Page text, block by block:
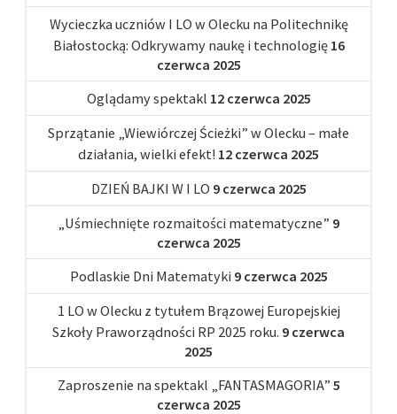
Wycieczka uczniów I LO w Olecku na Politechnikę
Białostocką: Odkrywamy naukę i technologię 16
czerwca 2025
Oglądamy spektakl 12 czerwca 2025
Sprzątanie „Wiewiórczej Ścieżki” w Olecku – małe
działania, wielki efekt! 12 czerwca 2025
DZIEŃ BAJKI W I LO 9 czerwca 2025
„Uśmiechnięte rozmaitości matematyczne” 9
czerwca 2025
Podlaskie Dni Matematyki 9 czerwca 2025
1 LO w Olecku z tytułem Brązowej Europejskiej
Szkoły Praworządności RP 2025 roku. 9 czerwca
2025
Zaproszenie na spektakl „FANTASMAGORIA” 5
czerwca 2025